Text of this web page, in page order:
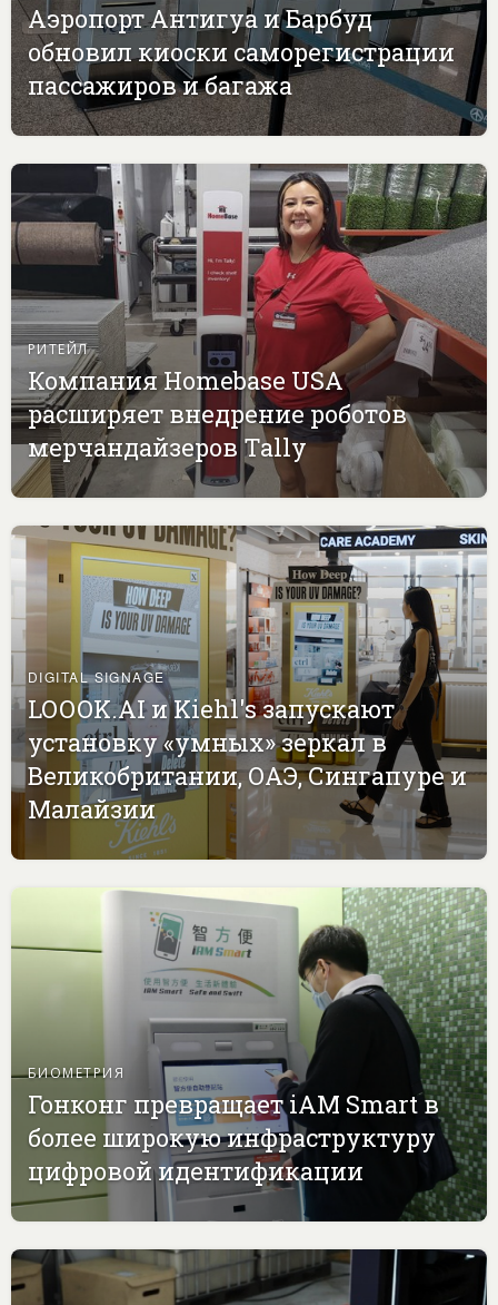
Аэропорт Антигуа и Барбуд
обновил киоски саморегистрации
пассажиров и багажа
РИТЕЙЛ
Компания Homebase USA
расширяет внедрение роботов
мерчандайзеров Tally
DIGITAL SIGNAGE
LOOOK.AI и Kiehl's запускают
установку «умных» зеркал в
Великобритании, ОАЭ, Сингапуре и
Малайзии
БИОМЕТРИЯ
Гонконг превращает iAM Smart в
более широкую инфраструктуру
цифровой идентификации